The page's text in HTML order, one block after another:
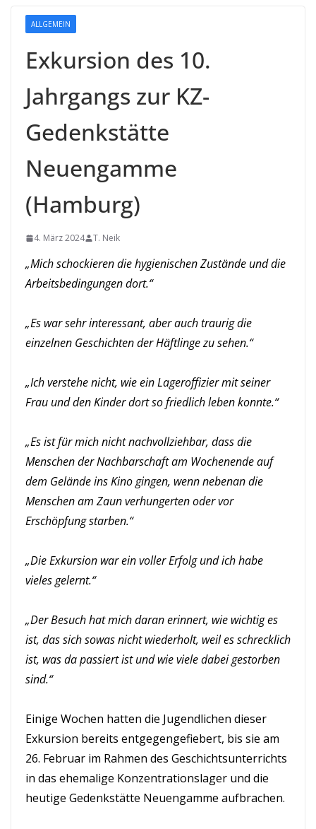
ALLGEMEIN
Exkursion des 10.
Jahrgangs zur KZ-
Gedenkstätte
Neuengamme
(Hamburg)
4. März 2024 T. Neik
„Mich schockieren die hygienischen Zustände und die
Arbeitsbedingungen dort.“
„Es war sehr interessant, aber auch traurig die
einzelnen Geschichten der Häftlinge zu sehen.“
„Ich verstehe nicht, wie ein Lageroffizier mit seiner
Frau und den Kinder dort so friedlich leben konnte.“
„Es ist für mich nicht nachvollziehbar, dass die
Menschen der Nachbarschaft am Wochenende auf
dem Gelände ins Kino gingen, wenn nebenan die
Menschen am Zaun verhungerten oder vor
Erschöpfung starben.“
„Die Exkursion war ein voller Erfolg und ich habe
vieles gelernt.“
„Der Besuch hat mich daran erinnert, wie wichtig es
ist, das sich sowas nicht wiederholt, weil es schrecklich
ist, was da passiert ist und wie viele dabei gestorben
sind.“
Einige Wochen hatten die Jugendlichen dieser
Exkursion bereits entgegengefiebert, bis sie am
26. Februar im Rahmen des Geschichtsunterrichts
in das ehemalige Konzentrationslager und die
heutige Gedenkstätte Neuengamme aufbrachen.